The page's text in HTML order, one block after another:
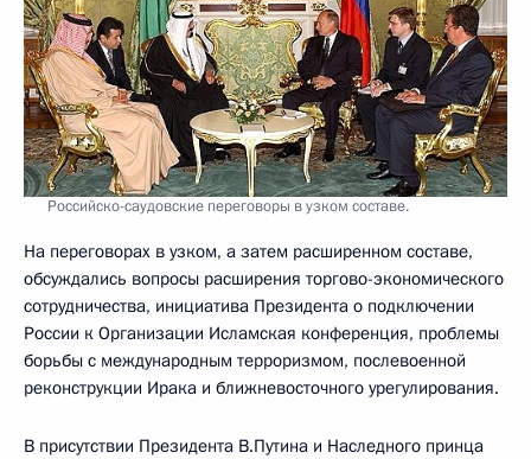
Российско-саудовские переговоры в узком составе.
На переговорах в узком, а затем расширенном составе,
обсуждались вопросы расширения торгово-экономического
сотрудничества, инициатива Президента о подключении
России к Организации Исламская конференция, проблемы
борьбы с международным терроризмом, послевоенной
реконструкции Ирака и ближневосточного урегулирования.
В присутствии Президента В.Путина и Наследного принца